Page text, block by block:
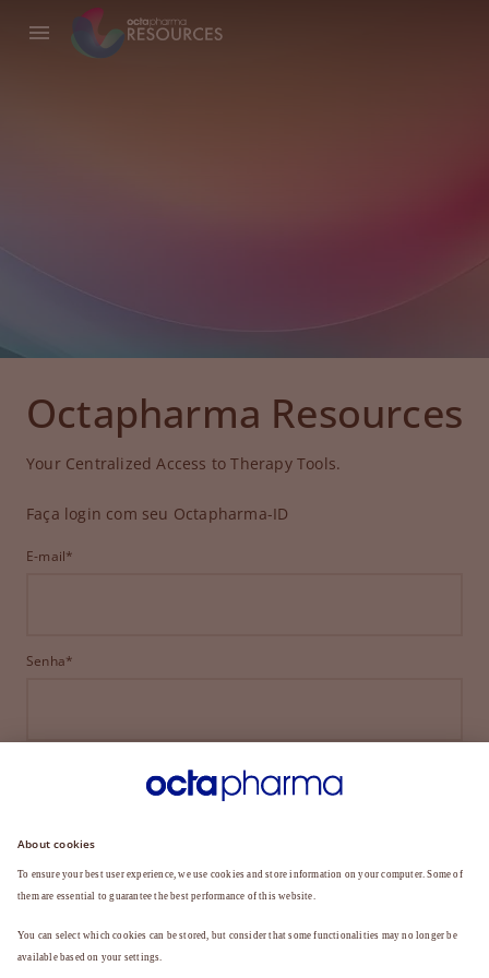
Octapharma Resources
Your Centralized Access to Therapy Tools.
Faça login com seu Octapharma-ID
E-mail*
Senha*
ENTRAR
ESQUECEU SUA SENHA?
Ainda não é membro?